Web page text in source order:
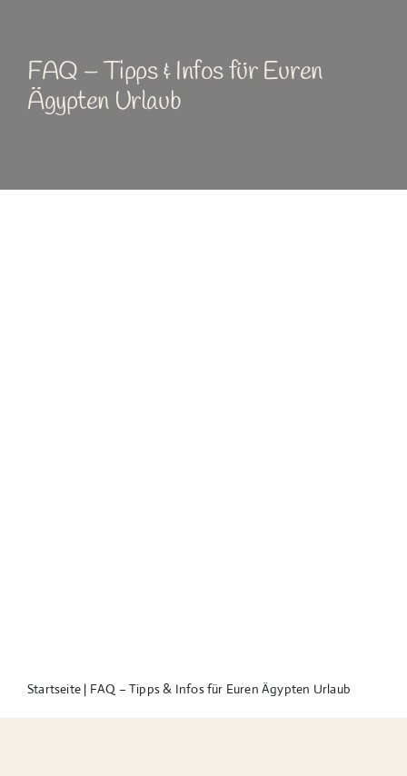
Rotes Meer
FAQ – Tipps & Infos für Euren
Ägypten Urlaub
Startseite | FAQ – Tipps & Infos für Euren Ägypten Urlaub